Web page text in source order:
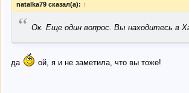
natalka79 сказал(а): ↑
“ Ок. Еще один вопрос. Вы находитесь в
да ой, я и не заметила, что вы тоже!